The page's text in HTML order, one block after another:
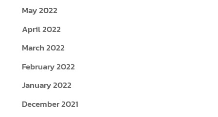
May 2022
April 2022
March 2022
February 2022
January 2022
December 2021